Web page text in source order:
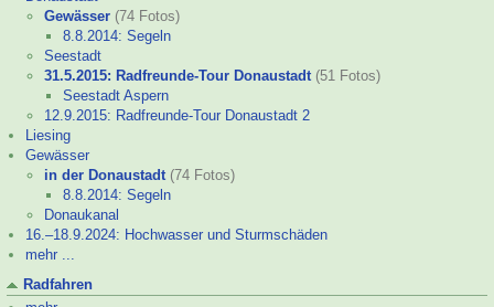
Gewässer (74 Fotos)
8.8.2014: Segeln
Seestadt
31.5.2015: Radfreunde-Tour Donaustadt (51 Fotos)
Seestadt Aspern
12.9.2015: Radfreunde-Tour Donaustadt 2
Liesing
Gewässer
in der Donaustadt (74 Fotos)
8.8.2014: Segeln
Donaukanal
16.–18.9.2024: Hochwasser und Sturmschäden
mehr ...
Radfahren